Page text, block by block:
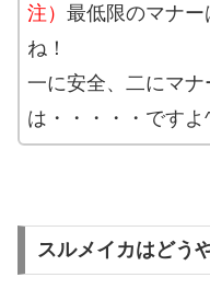
注） 最低限のマナー
ね！
一に安全、二にマ
は・・・・・ですよ
スルメイカはどう